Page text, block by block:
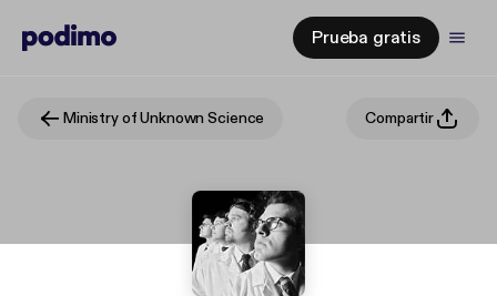
Prueba gratis
Ministry of Unknown Science Compartir